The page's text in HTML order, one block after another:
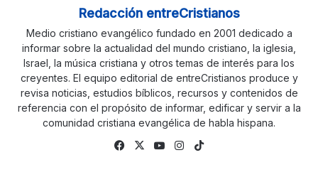
Redacción entreCristianos
Medio cristiano evangélico fundado en 2001 dedicado a
informar sobre la actualidad del mundo cristiano, la iglesia,
Israel, la música cristiana y otros temas de interés para los
creyentes. El equipo editorial de entreCristianos produce y
revisa noticias, estudios bíblicos, recursos y contenidos de
referencia con el propósito de informar, edificar y servir a la
comunidad cristiana evangélica de habla hispana.
Fa
X
Yo
Ins